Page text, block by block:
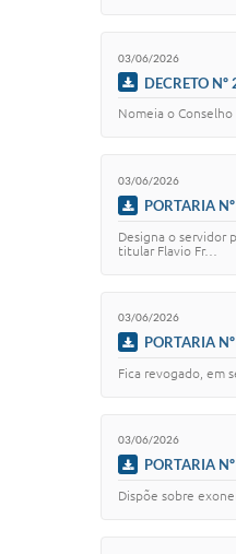
03/06/2026
DECRETO
Nomeia o
03/06/2026
PORTARIA
Designa o servidor
titular Flavio Fr…
03/06/2026
PORTARIA
Fica revogado, em
03/06/2026
PORTARIA
Dispõe sobre